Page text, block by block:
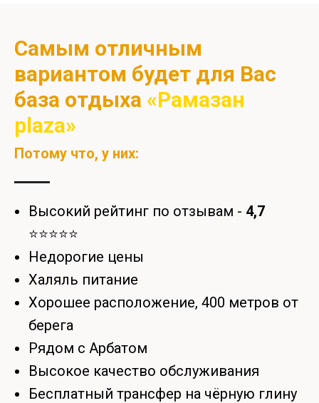
Самым отличным
вариантом будет для Вас
база отдыха «Рамазан
plaza»
Потому что, у них:
Высокий рейтинг по отзывам - 4,7
⭐⭐⭐⭐⭐
Недорогие цены
Халяль питание
Хорошее расположение, 400 метров от
берега
Рядом с Арбатом
Высокое качество обслуживания
Бесплатный трансфер на чёрную глину